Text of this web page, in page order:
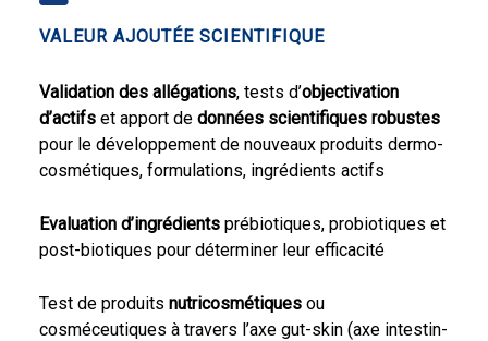
VALEUR AJOUTÉE SCIENTIFIQUE
Validation des allégations, tests d’objectivation
d’actifs et apport de données scientifiques robustes
pour le développement de nouveaux produits dermo-
cosmétiques, formulations, ingrédients actifs
Evaluation d’ingrédients prébiotiques, probiotiques et
post-biotiques pour déterminer leur efficacité
Test de produits nutricosmétiques ou
cosméceutiques à travers l’axe gut-skin (axe intestin-